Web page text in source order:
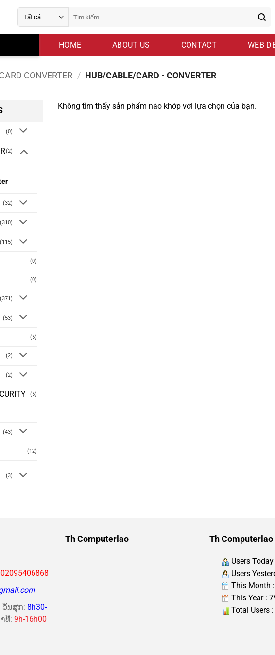
kiếm:
HOME ABOUT US CONTACT WEB
CONVERTER / HUB/CABLE/CARD - CONVERTER
(0)
(2)
(32)
(310)
(115)
(0)
(0)
(371)
(53)
(5)
(2)
(2)
(5)
(43)
(12)
(3)
Không tìm thấy sản phẩm nào khớp với lựa chọn của bạn.
ວັນສຸກ: 8h30-
ທີ: 9h-16h00
Th Computerlao Th Computerlao
Users
Users
This Month
This Year :
Total Users